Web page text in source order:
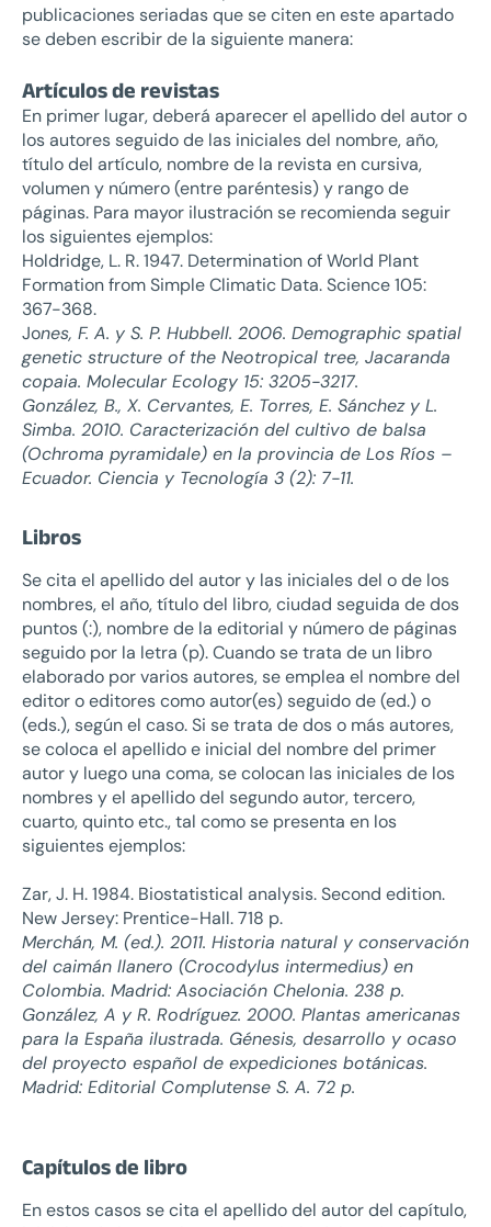
publicaciones seriadas que se citen en este apartado
se deben escribir de la siguiente manera:
Artículos de revistas
En primer lugar, deberá aparecer el apellido del autor o
los autores seguido de las iniciales del nombre, año,
título del artículo, nombre de la revista en cursiva,
volumen y número (entre paréntesis) y rango de
páginas. Para mayor ilustración se recomienda seguir
los siguientes ejemplos:
Holdridge, L. R. 1947. Determination of World Plant
Formation from Simple Climatic Data. Science 105:
367-368.
Jones, F. A. y S. P. Hubbell. 2006. Demographic spatial
genetic structure of the Neotropical tree, Jacaranda
copaia. Molecular Ecology 15: 3205-3217.
González, B., X. Cervantes, E. Torres, E. Sánchez y L.
Simba. 2010. Caracterización del cultivo de balsa
(Ochroma pyramidale) en la provincia de Los Ríos –
Ecuador. Ciencia y Tecnología 3 (2): 7-11.
Libros
Se cita el apellido del autor y las iniciales del o de los
nombres, el año, título del libro, ciudad seguida de dos
puntos (:), nombre de la editorial y número de páginas
seguido por la letra (p). Cuando se trata de un libro
elaborado por varios autores, se emplea el nombre del
editor o editores como autor(es) seguido de (ed.) o
(eds.), según el caso. Si se trata de dos o más autores,
se coloca el apellido e inicial del nombre del primer
autor y luego una coma, se colocan las iniciales de los
nombres y el apellido del segundo autor, tercero,
cuarto, quinto etc., tal como se presenta en los
siguientes ejemplos:
Zar, J. H. 1984. Biostatistical analysis. Second edition.
New Jersey: Prentice-Hall. 718 p.
Merchán, M. (ed.). 2011. Historia natural y conservación
del caimán llanero (Crocodylus intermedius) en
Colombia. Madrid: Asociación Chelonia. 238 p.
González, A y R. Rodríguez. 2000. Plantas americanas
para la España ilustrada. Génesis, desarrollo y ocaso
del proyecto español de expediciones botánicas.
Madrid: Editorial Complutense S. A. 72 p.
Capítulos de libro
En estos casos se cita el apellido del autor del capítulo,